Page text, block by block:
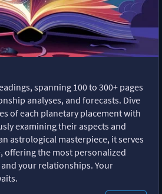
spanning 100 to 300+ pages
analyses, and forecasts. Dive
of each planetary placement with
examining their aspects and
astrological masterpiece, it serves
offering the most personalized
your relationships. Your